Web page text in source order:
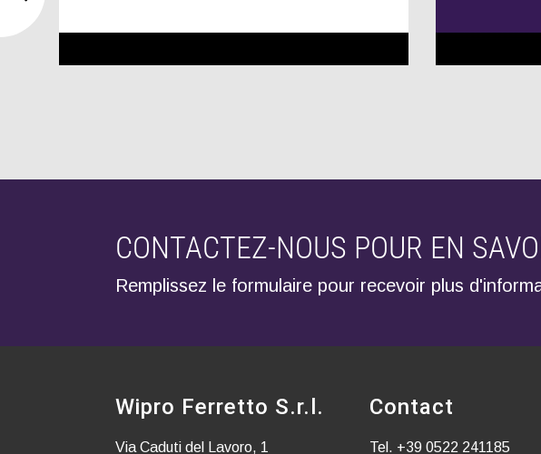
CONTACTEZ-NOUS POUR EN
Remplissez le formulaire pour recevoir plus
Wipro Ferretto S.r.l.
Via Caduti del Lavoro, 1
Contact
Tel. +39 0522 241185